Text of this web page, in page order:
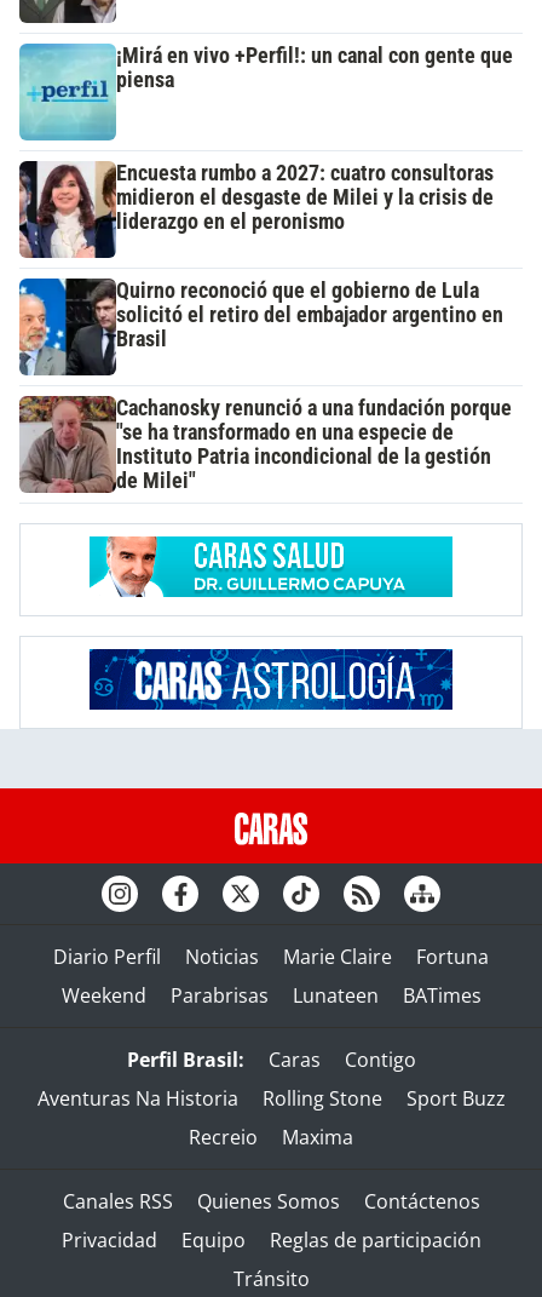
¡Mirá en vivo +Perfil!: un canal con gente que
piensa
Encuesta rumbo a 2027: cuatro consultoras
midieron el desgaste de Milei y la crisis de
liderazgo en el peronismo
Quirno reconoció que el gobierno de Lula
solicitó el retiro del embajador argentino en
Brasil
Cachanosky renunció a una fundación porque
"se ha transformado en una especie de
Instituto Patria incondicional de la gestión
de Milei"
Diario Perfil Noticias Marie Claire
Fortuna
Weekend
Parabrisas Lunateen BATimes
Perfil Brasil: Caras
Contigo
Aventuras Na Historia
Rolling Stone
Sport Buzz
Recreio
Maxima
Canales RSS Quienes Somos
Contáctenos
Privacidad
Equipo
Reglas de participación
Tránsito